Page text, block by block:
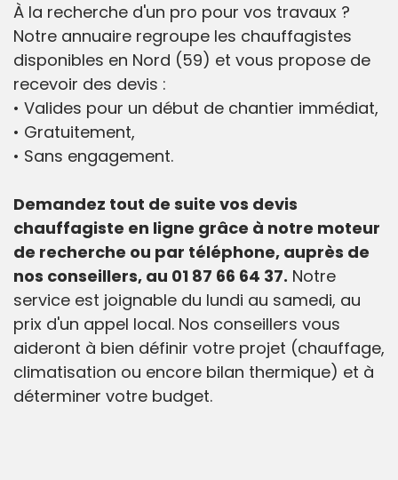
À la recherche d'un pro pour vos travaux ?
Notre annuaire regroupe les chauffagistes
disponibles en Nord (59) et vous propose de
recevoir des devis :
• Valides pour un début de chantier immédiat,
• Gratuitement,
• Sans engagement.
Demandez tout de suite vos devis
chauffagiste en ligne grâce à notre moteur
de recherche ou par téléphone, auprès de
nos conseillers, au 01 87 66 64 37. Notre
service est joignable du lundi au samedi, au
prix d'un appel local. Nos conseillers vous
aideront à bien définir votre projet (chauffage,
climatisation ou encore bilan thermique) et à
déterminer votre budget.